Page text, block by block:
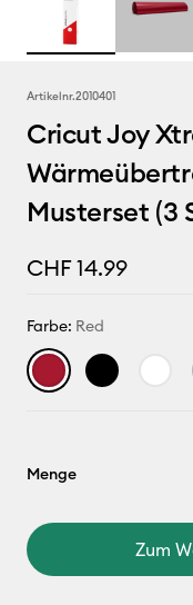
Artikelnr.2010401
Cricut Joy
Musterset (3
CHF 14.99
Farbe: Red
Menge
Zum